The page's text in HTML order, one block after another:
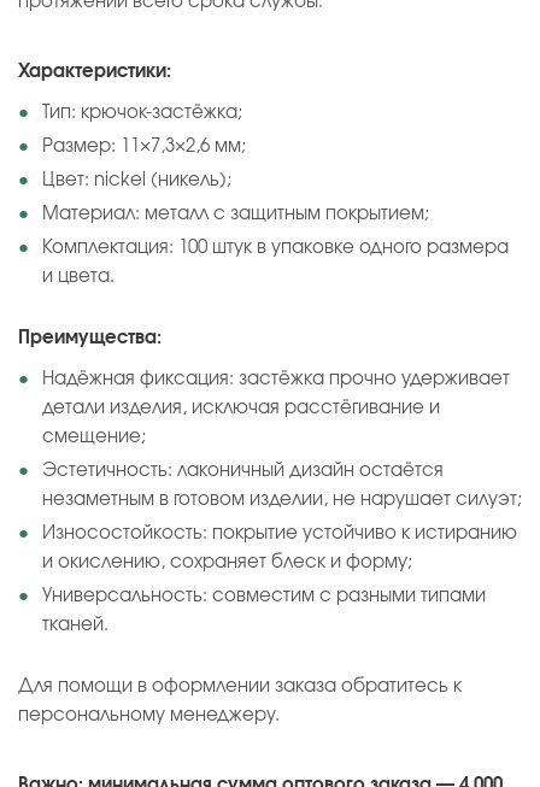
Характеристики:
Тип: крючок‑застёжка;
Размер: 11×7,3×2,6 мм;
Цвет: nickel (никель);
Материал: металл с защитным покрытием;
Комплектация: 100 штук в упаковке одного размера
и цвета.
Преимущества:
Надёжная фиксация: застёжка прочно удерживает
детали изделия, исключая расстёгивание и
смещение;
Эстетичность: лаконичный дизайн остаётся
незаметным в готовом изделии, не нарушает силуэт;
Износостойкость: покрытие устойчиво к истиранию
и окислению, сохраняет блеск и форму;
Универсальность: совместим с разными типами
тканей.
Для помощи в оформлении заказа обратитесь к
персональному менеджеру.